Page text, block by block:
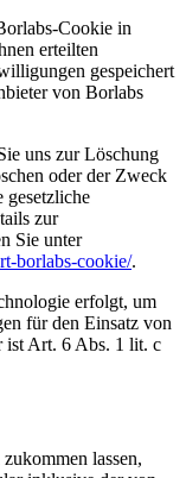
Cookie in
erteilten
gespeichert
von Borlabs
uns zur Löschung
oder der Zweck
gesetzliche
zur
Sie unter
borlabs-cookie/.
erfolgt, um
für den Einsatz von
ist Art. 6 Abs. 1 lit. c
lassen,